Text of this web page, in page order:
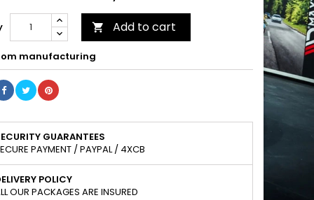
 Add to cart
manufacturing
GUARANTEES
PAYMENT / PAYPAL / 4XCB
POLICY
OUR PACKAGES ARE INSURED